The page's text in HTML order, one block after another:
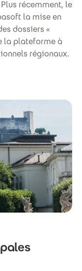
récemment, le
la mise en
dossiers «
la plateforme à
régionaux.